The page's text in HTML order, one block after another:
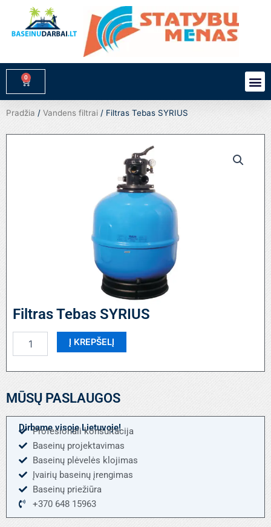
turinio
0
Cart
Pradžia / Vandens filtrai / Filtras Tebas SYRIUS
Filtras Tebas SYRIUS
kiekis:
Tebas
Į KREPŠELĮ
MŪSŲ PASLAUGOS
Dirbame visoje Lietuvoje!
Profesionali konsultacija
Baseinų projektavimas
Baseinų plėvelės klojimas
Įvairių baseinų įrengimas
Baseinų priežiūra
+370 648 15963